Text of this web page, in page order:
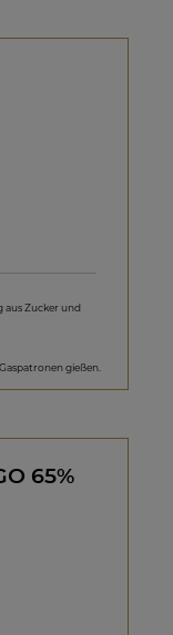
aus Zucker und
gießen.
65%